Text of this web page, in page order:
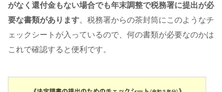
がなく還付金もない場合でも年末調整で税務署に提出が必
要な書類があります。税務署からの茶封筒にこのようなチ
ェックシートが入っているので、何の書類が必要なのかは
これで確認すると便利です。